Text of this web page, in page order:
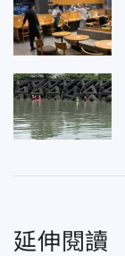
延伸閱讀